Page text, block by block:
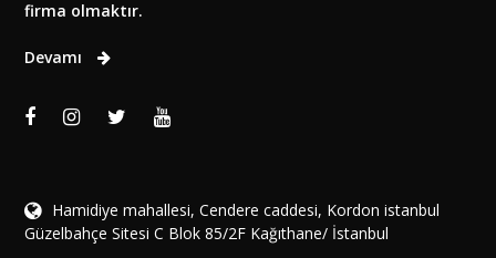
firma olmaktır.
Devamı
Hamidiye mahallesi, Cendere caddesi, Kordon istanbul
Güzelbahçe Sitesi C Blok 85/2F Kağıthane/ İstanbul